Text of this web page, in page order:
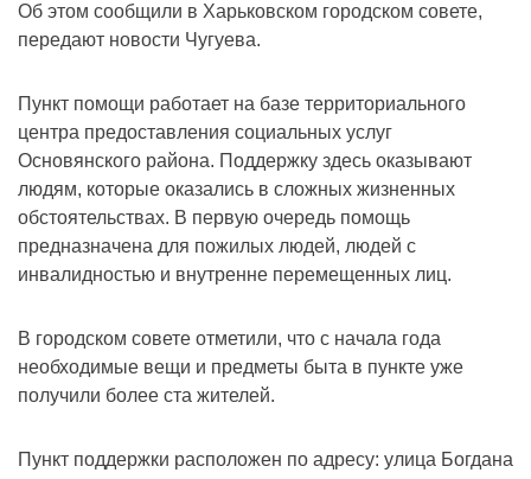
Об этом сообщили в Харьковском городском совете,
передают новости Чугуева.
Пункт помощи работает на базе территориального
центра предоставления социальных услуг
Основянского района. Поддержку здесь оказывают
людям, которые оказались в сложных жизненных
обстоятельствах. В первую очередь помощь
предназначена для пожилых людей, людей с
инвалидностью и внутренне перемещенных лиц.
В городском совете отметили, что с начала года
необходимые вещи и предметы быта в пункте уже
получили более ста жителей.
Пункт поддержки расположен по адресу: улица Богдана